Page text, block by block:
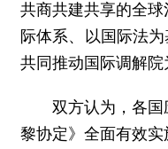
共商共建共享的全
际体系、以国际法
共同推动国际调解
双方认为，各
黎协定》全面有效实